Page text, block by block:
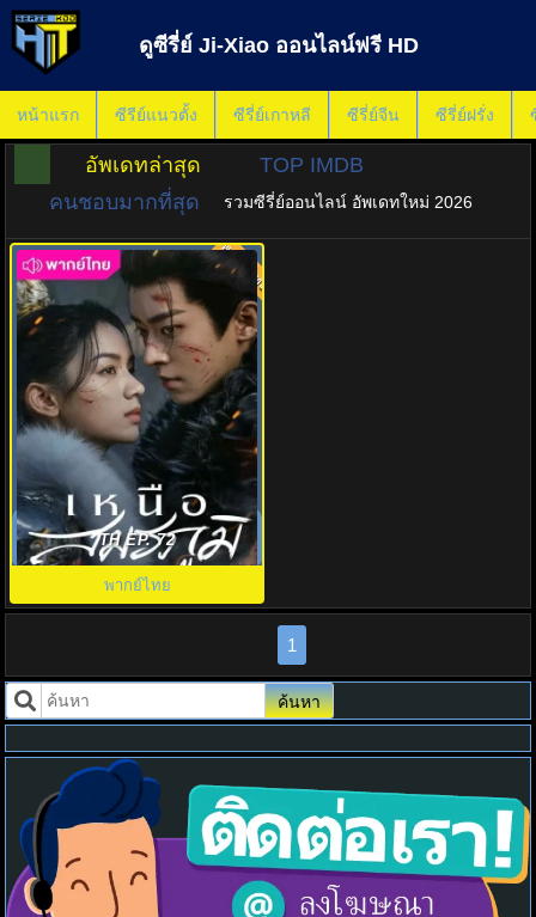
ดูซีรี่ย์ Ji-Xiao ออนไลน์ฟรี HD
หน้าแรก ซีรีย์แนวตั้ง ซีรี่ย์เกาหลี ซีรี่ย์จีน ซีรี่ย์ฝรั่ง
อัพเดทล่าสุด
TOP IMDB
คนชอบมากที่สุด
รวมซีรี่ย์ออนไลน์ อัพเดทใหม่ 2026
เหนือสมรภูมิ (2025) Legend of
The Female General พากย์ไทย
8.0 พากย์ไทย
TH EP. 72
พากย์ไทย
1
ค้นหา